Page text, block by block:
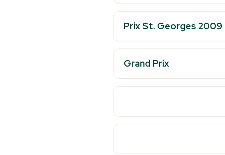
Prix St. Georges 2009
Grand Prix